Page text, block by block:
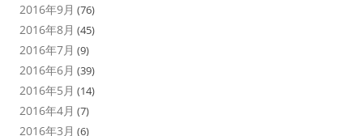
2016年9月 (76)
2016年8月 (45)
2016年7月 (9)
2016年6月 (39)
2016年5月 (14)
2016年4月 (7)
2016年3月 (6)